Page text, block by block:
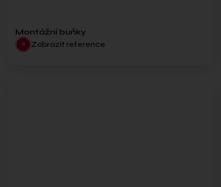
Montážní buňky
Zobrazit reference